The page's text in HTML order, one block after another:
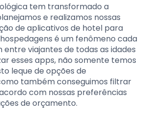
tem transformado a
e realizamos nossas
de aplicativos de hotel para
é um fenômeno cada
entre viajantes de todas as idades
esses apps, não somente temos
leque de opções de
também conseguimos filtrar
com nossas preferências
de orçamento.